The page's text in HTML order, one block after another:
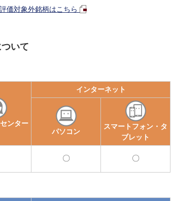
価対象外銘柄はこちら
いて
ンター
インターネット
パソコン
スマートフォン・タ
ブレット
可
可